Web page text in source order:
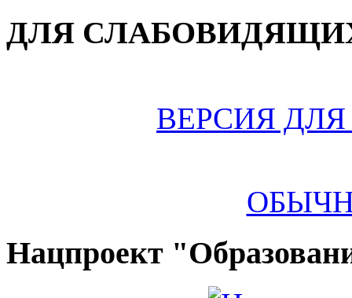
ДЛЯ
ВЕРСИЯ
Нацпроект